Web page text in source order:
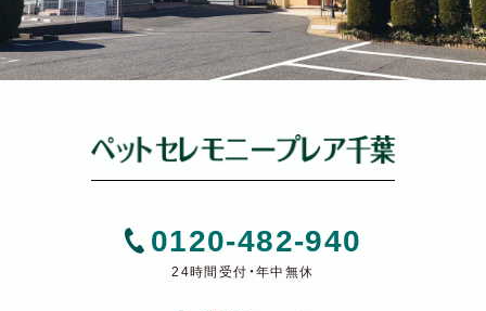
0120-482-940
24時間受付・年中無休